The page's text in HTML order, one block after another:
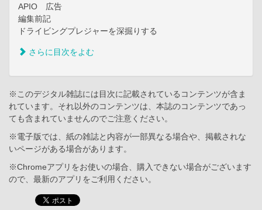
APIO 広告
編集前記
ドライビングプレジャーを深掘りする
さらに目次をよむ
※このデジタル雑誌には目次に記載されているコンテンツが含ま
れています。それ以外のコンテンツは、本誌のコンテンツであっ
ても含まれていませんのでご注意ください。
※電子版では、紙の雑誌と内容が一部異なる場合や、掲載されな
いページがある場合があります。
※Chromeアプリをお使いの場合、購入できない場合がございます
ので、最新のアプリをご利用ください。